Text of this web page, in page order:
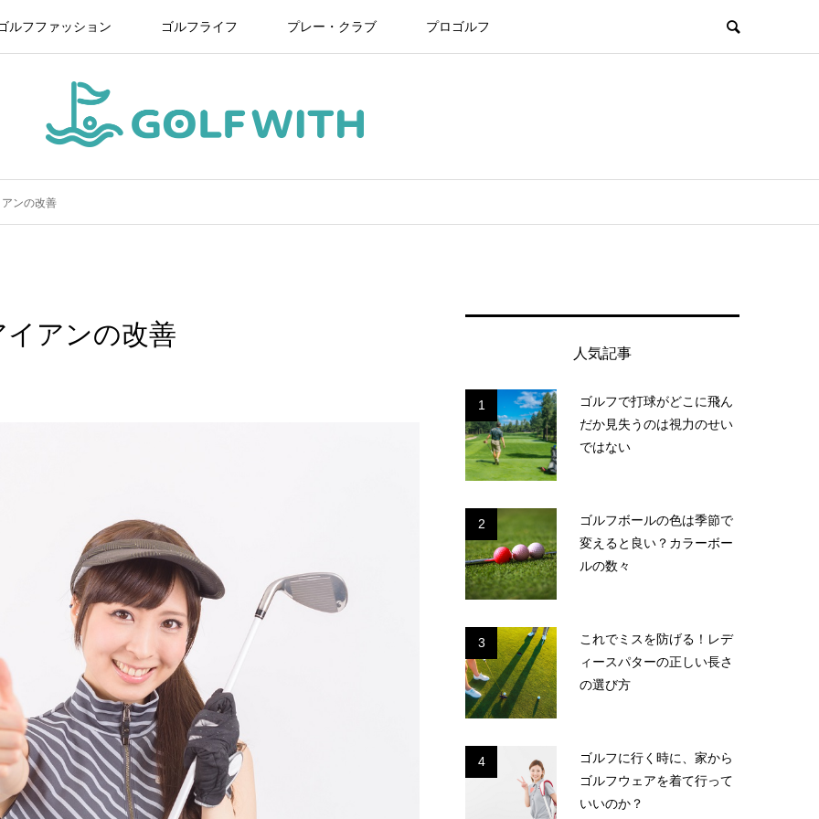
ルフファッション ゴルフライフ プレー・クラブ プロゴルフ
ンの改善
アンの改善
人気記事
1
ゴルフで打球がどこに飛ん
だか見失うのは視力のせい
ではない
2
ゴルフボールの色は季節で
変えると良い？カラーボー
ルの数々
3
これでミスを防げる！レデ
ィースパターの正しい長さ
の選び方
4
ゴルフに行く時に、家から
ゴルフウェアを着て行って
いいのか？